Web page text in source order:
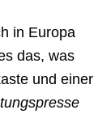
in Europa
das, was
und einer